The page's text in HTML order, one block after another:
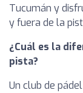
Tucumán y
y fuera de la
¿Cuál es la
pista?
Un club de